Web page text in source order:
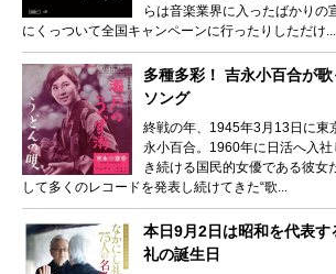
らは音楽業界に入ったばかりの
にくっついて全国キャンペーンに行ったりしただけ...
多種多彩！ 吉永小百合が歌
ソング
終戦の年、1945年3月13日に東
永小百合。1960年に日活へ入
き続ける国民的女優である彼女
して多くのレコードを発表し続けてきた“歌...
本日9月2日は昭和を代表す
礼の誕生日